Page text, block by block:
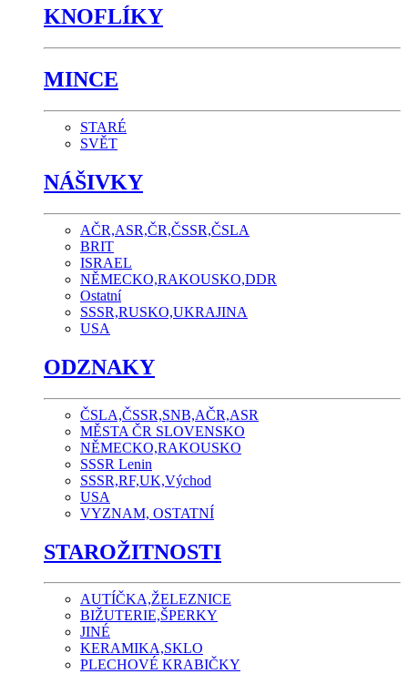
KNOFLÍKY
MINCE
STARÉ
SVĚT
NÁŠIVKY
AČR,ASR,ČR,ČSSR,ČSLA
BRIT
ISRAEL
NĚMECKO,RAKOUSKO,DDR
Ostatní
SSSR,RUSKO,UKRAJINA
USA
ODZNAKY
ČSLA,ČSSR,SNB,AČR,ASR
MĚSTA ČR SLOVENSKO
NĚMECKO,RAKOUSKO
SSSR Lenin
SSSR,RF,UK,Východ
USA
VYZNAM, OSTATNÍ
STAROŽITNOSTI
AUTÍČKA,ŽELEZNICE
BIŽUTERIE,ŠPERKY
JINÉ
KERAMIKA,SKLO
PLECHOVÉ KRABIČKY